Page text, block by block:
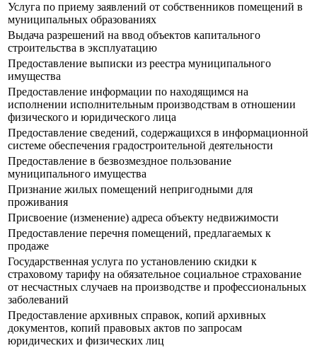
Услуга по приему заявлений от собственников помещений в
муниципальных образованиях
Выдача разрешений на ввод объектов капитального
строительства в эксплуатацию
Предоставление выписки из реестра муниципального
имущества
Предоставление информации по находящимся на
исполнении исполнительным производствам в отношении
физического и юридического лица
Предоставление сведений, содержащихся в информационной
системе обеспечения градостроительной деятельности
Предоставление в безвозмездное пользование
муниципального имущества
Признание жилых помещений непригодными для
проживания
Присвоение (изменение) адреса объекту недвижимости
Предоставление перечня помещений, предлагаемых к
продаже
Государственная услуга по установлению скидки к
страховому тарифу на обязательное социальное страхование
от несчастных случаев на производстве и профессиональных
заболеваний
Предоставление архивных справок, копий архивных
документов, копий правовых актов по запросам
юридических и физических лиц